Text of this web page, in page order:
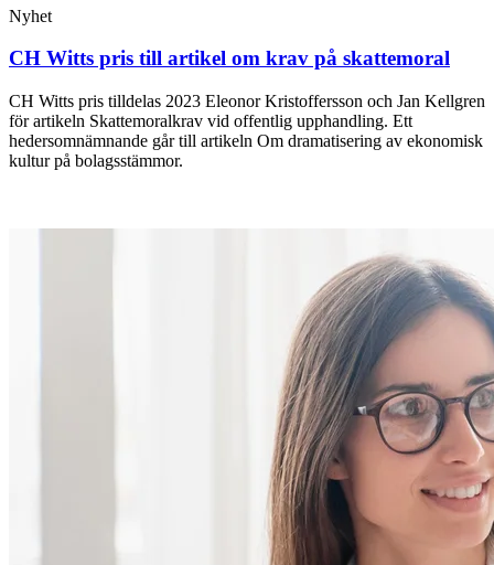
Nyhet
CH Witts pris till artikel om krav på skattemoral
CH Witts pris tilldelas 2023 Eleonor Kristoffersson och Jan Kellgren
för artikeln Skattemoralkrav vid offentlig upphandling. Ett
hedersomnämnande går till artikeln Om dramatisering av ekonomisk
kultur på bolagsstämmor.